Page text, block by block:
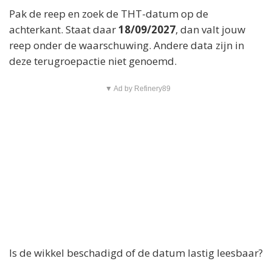
Pak de reep en zoek de THT-datum op de
achterkant. Staat daar18/09/2027, dan valt jouw
reep onder de waarschuwing. Andere data zijn in
deze terugroepactie niet genoemd.
▼ Ad by Refinery89
Is de wikkel beschadigd of de datum lastig leesbaar?